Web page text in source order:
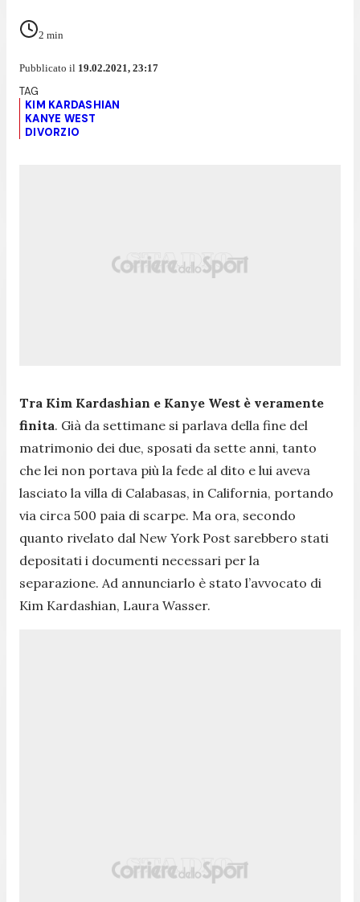
2 min
Pubblicato il 19.02.2021, 23:17
KIM KARDASHIAN
KANYE WEST
DIVORZIO
Tra Kim Kardashian e Kanye West è veramente
finita. Già da settimane si parlava della fine del
matrimonio dei due, sposati da sette anni, tanto
che lei non portava più la fede al dito e lui aveva
lasciato la villa di Calabasas, in California, portando
via circa 500 paia di scarpe. Ma ora, secondo
quanto rivelato dal New York Post sarebbero stati
depositati i documenti necessari per la
separazione. Ad annunciarlo è stato l’avvocato di
Kim Kardashian, Laura Wasser.